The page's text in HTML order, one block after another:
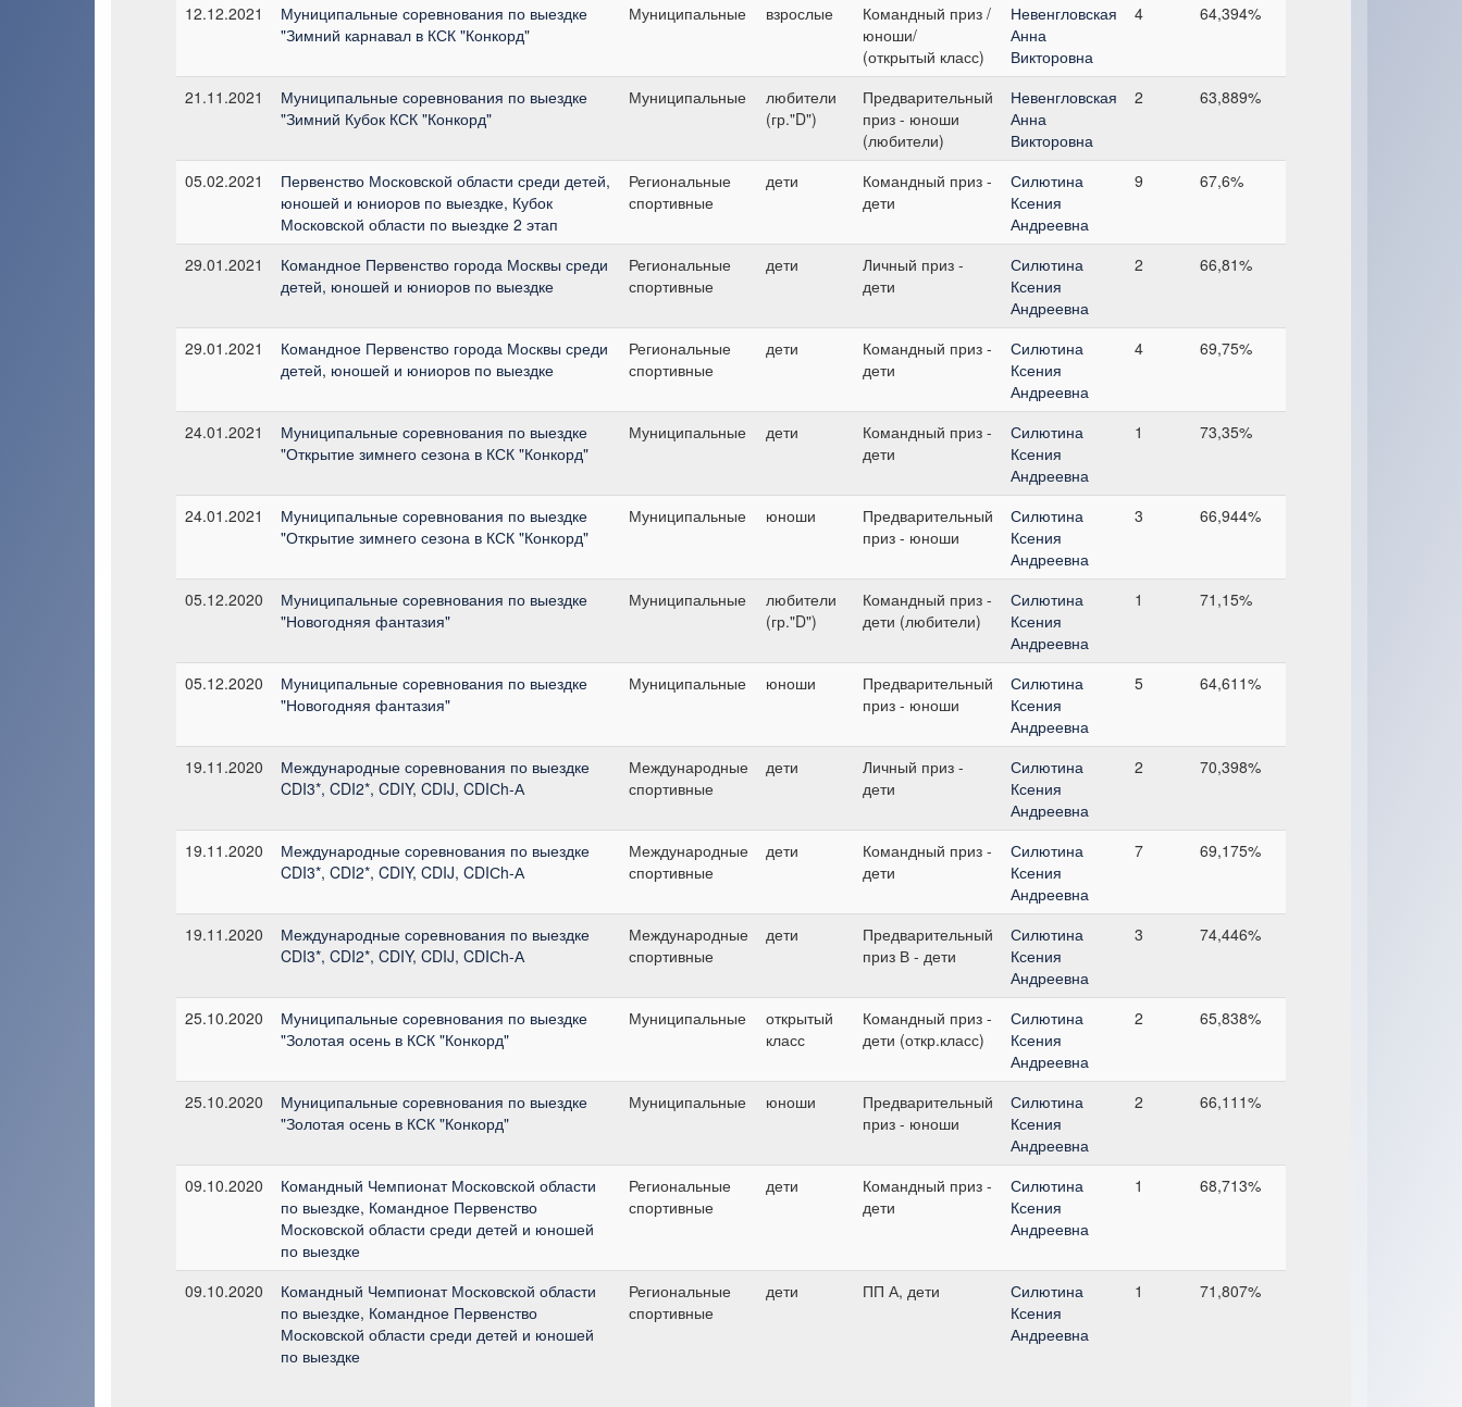
12.12.2021
Муниципальные соревнования по выездке
"Зимний карнавал в КСК "Конкорд"
Муниципальные взрослые
Командный приз /
юноши/
(открытый класс)
Невенгловская
Анна
Викторовна
4 64,394%
21.11.2021
Муниципальные соревнования по выездке
"Зимний Кубок КСК "Конкорд"
Муниципальные
любители
(гр."D")
Предварительный
приз - юноши
(любители)
Невенгловская
Анна
Викторовна
2 63,889%
05.02.2021
Первенство Московской области среди детей,
юношей и юниоров по выездке, Кубок
Московской области по выездке 2 этап
Региональные
спортивные
дети
Командный приз -
дети
Силютина
Ксения
Андреевна
9 67,6%
29.01.2021
Командное Первенство города Москвы среди
детей, юношей и юниоров по выездке
Региональные
спортивные
дети
Личный приз -
дети
Силютина
Ксения
Андреевна
2 66,81%
29.01.2021
Командное Первенство города Москвы среди
детей, юношей и юниоров по выездке
Региональные
спортивные
дети
Командный приз -
дети
Силютина
Ксения
Андреевна
4 69,75%
24.01.2021
Муниципальные соревнования по выездке
"Открытие зимнего сезона в КСК "Конкорд"
Муниципальные дети
Командный приз -
дети
Силютина
Ксения
Андреевна
1 73,35%
24.01.2021
Муниципальные соревнования по выездке
"Открытие зимнего сезона в КСК "Конкорд"
Муниципальные юноши
Предварительный
приз - юноши
Силютина
Ксения
Андреевна
3 66,944%
05.12.2020
Муниципальные соревнования по выездке
"Новогодняя фантазия"
Муниципальные
любители
(гр."D")
Командный приз -
дети (любители)
Силютина
Ксения
Андреевна
1 71,15%
05.12.2020
Муниципальные соревнования по выездке
"Новогодняя фантазия"
Муниципальные юноши
Предварительный
приз - юноши
Силютина
Ксения
Андреевна
5 64,611%
19.11.2020
Международные соревнования по выездке
CDI3*, CDI2*, CDIY, CDIJ, CDIСh-А
Международные
спортивные
дети
Личный приз -
дети
Силютина
Ксения
Андреевна
2 70,398%
19.11.2020
Международные соревнования по выездке
CDI3*, CDI2*, CDIY, CDIJ, CDIСh-А
Международные
спортивные
дети
Командный приз -
дети
Силютина
Ксения
Андреевна
7 69,175%
19.11.2020
Международные соревнования по выездке
CDI3*, CDI2*, CDIY, CDIJ, CDIСh-А
Международные
спортивные
дети
Предварительный
приз В - дети
Силютина
Ксения
Андреевна
3 74,446%
25.10.2020
Муниципальные соревнования по выездке
"Золотая осень в КСК "Конкорд"
Муниципальные
открытый
класс
Командный приз -
дети (откр.класс)
Силютина
Ксения
Андреевна
2 65,838%
25.10.2020
Муниципальные соревнования по выездке
"Золотая осень в КСК "Конкорд"
Муниципальные юноши
Предварительный
приз - юноши
Силютина
Ксения
Андреевна
2 66,111%
09.10.2020
Командный Чемпионат Московской области
по выездке, Командное Первенство
Московской области среди детей и юношей
по выездке
Региональные
спортивные
дети
Командный приз -
дети
Силютина
Ксения
Андреевна
1 68,713%
09.10.2020
Командный Чемпионат Московской области
по выездке, Командное Первенство
Московской области среди детей и юношей
по выездке
Региональные
спортивные
дети ПП А, дети
Силютина
Ксения
Андреевна
1 71,807%